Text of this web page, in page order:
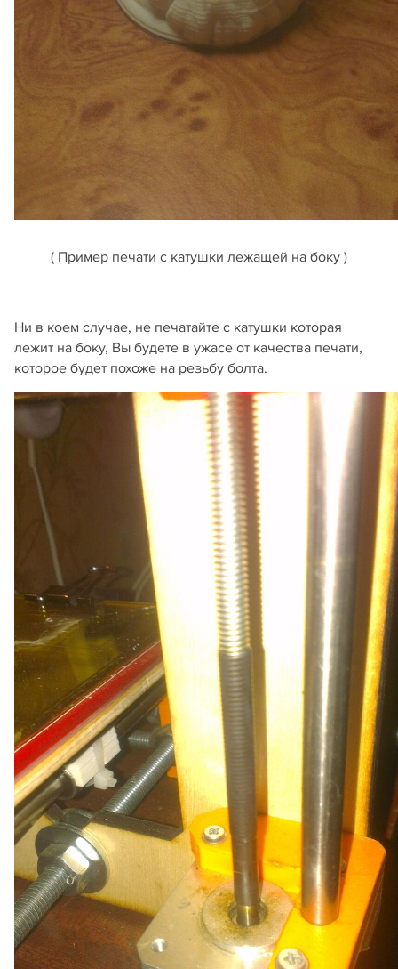
( Пример печати с катушки лежащей на боку )
Ни в коем случае, не печатайте с катушки которая
лежит на боку, Вы будете в ужасе от качества печати,
которое будет похоже на резьбу болта.